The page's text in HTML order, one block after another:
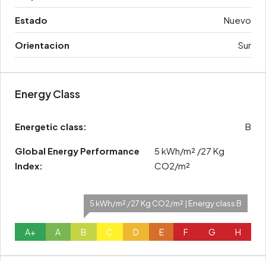
Estado Nuevo
Orientacion Sur
Energy Class
Energetic class: B
Global Energy Performance
Index:
5 kWh/m² /27 Kg
CO2/m²
A+ A
5 kWh/m² /27 Kg CO2/m² | Energy class B
B C D E F G H